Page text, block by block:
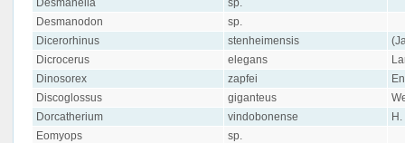
Desmanodon
sp.
Dicerorhinus
stenheimensis
Dicrocerus
elegans
Dinosorex
zapfei
Discoglossus
giganteus
Dorcatherium
vindobonense
H.
Eomyops
sp.